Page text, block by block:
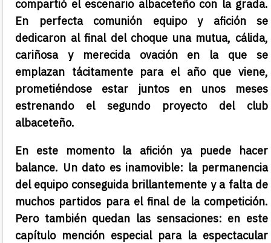
compartió el escenario albaceteño con la grada.
En perfecta comunión equipo y afición se
dedicaron al final del choque una mutua, cálida,
cariñosa y merecida ovación en la que se
emplazan tácitamente para el año que viene,
prometiéndose estar juntos en unos meses
estrenando el segundo proyecto del club
albaceteño.
En este momento la afición ya puede hacer
balance. Un dato es inamovible: la permanencia
del equipo conseguida brillantemente y a falta de
muchos partidos para el final de la competición.
Pero también quedan las sensaciones: en este
capítulo mención especial para la espectacular